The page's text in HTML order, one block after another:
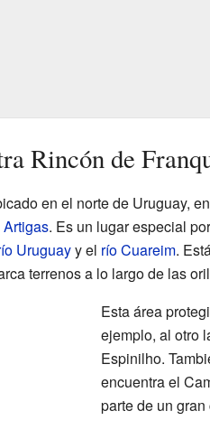
Rincón de
en el norte de Uruguay,
Artigas. Es un lugar especial
Uruguayy el río Cuareim.
terrenos a lo largo de las
Esta área
ejemplo, al otro
Espinilho.
encuentra el
parte de un